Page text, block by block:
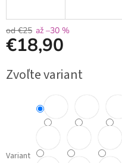
od €25 až –30 %
€18,90
cena:
Zvoľte variant
Variant